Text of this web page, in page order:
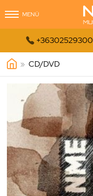
MENÜ
 +36302529300
» CD/DVD